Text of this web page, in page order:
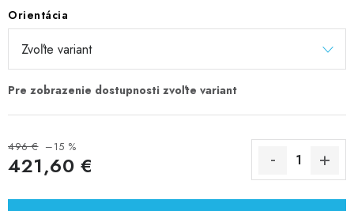
Orientácia
496 € –15 %
421,60 €